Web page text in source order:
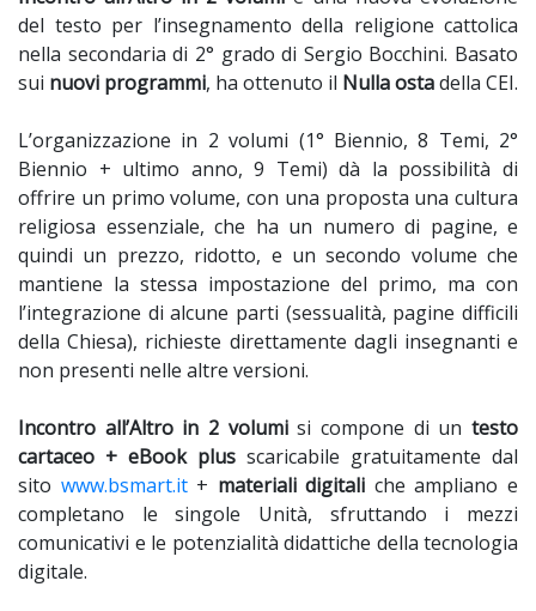
del testo per l’insegnamento della religione cattolica
nella secondaria di 2° grado di Sergio Bocchini. Basato
sui nuovi programmi, ha ottenuto il Nulla ostadella CEI.
L’organizzazione in 2 volumi (1° Biennio, 8 Temi, 2°
Biennio + ultimo anno, 9 Temi) dà la possibilità di
offrire un primo volume, con una proposta una cultura
religiosa essenziale, che ha un numero di pagine, e
quindi un prezzo, ridotto, e un secondo volume che
mantiene la stessa impostazione del primo, ma con
l’integrazione di alcune parti (sessualità, pagine difficili
della Chiesa), richieste direttamente dagli insegnanti e
non presenti nelle altre versioni.
Incontro all’Altro in 2 volumisi compone di untesto
cartaceo + eBook plus scaricabile gratuitamente dal
sito www.bsmart.it+ materiali digitali che ampliano e
completano le singole Unità, sfruttando i mezzi
comunicativi e le potenzialità didattiche della tecnologia
digitale.